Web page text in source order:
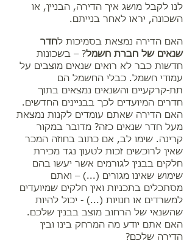
לנו לקבל מושג איך הדירה, הבניין, או
השכונה, יראו לאחר בנייתם.
האם הדירה נמצאת בסמיכות לחדר
שנאים של חברת חשמל? – בשכונות
חדשות כבר לא רואים שנאים מוצבים על
עמודי חשמל. כבלי החשמל הם
תת-קרקעיים והשנאים נמצאים בתוך
חדרים המיועדים לכך בבניינים החדשים.
האם הדירה שאתם עומדים לקנות נמצאת
מעל חדר שנאים כזה? מדובר במקור
קרינה. שימו לב, אם כתוב בחוזה המכר
שאין לרוכשים זכות לטעון נגד מכירת
חלקים בבנין לגורמים אשר יעשו בהם
שימוש שאינו מגורים (...) – ואתם
מסתכלים בתכניות ואין חלקים שמיועדים
למשרדים או חנויות (...) - יכול להיות
שהשנאי של הרחוב מוצב בבנין שלכם.
האם אתם יודע מה המרחק בינו ובין
הדירה שלכם?